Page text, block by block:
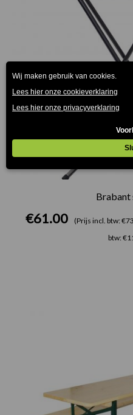
Brabant
€61.00 (Prijs incl. btw:
btw: